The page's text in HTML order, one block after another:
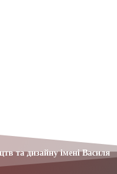
та дизайну імені Василя